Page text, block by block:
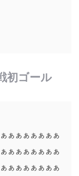
初ゴール
ぁぁぁぁぁぁぁ
ぁぁぁぁぁぁぁ
ぁぁぁぁぁぁぁ